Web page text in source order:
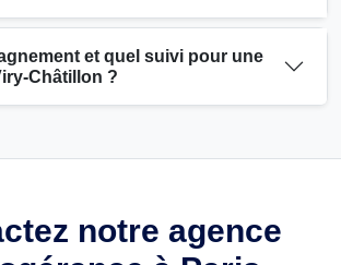
et quel suivi pour une
Châtillon ?
notre agence